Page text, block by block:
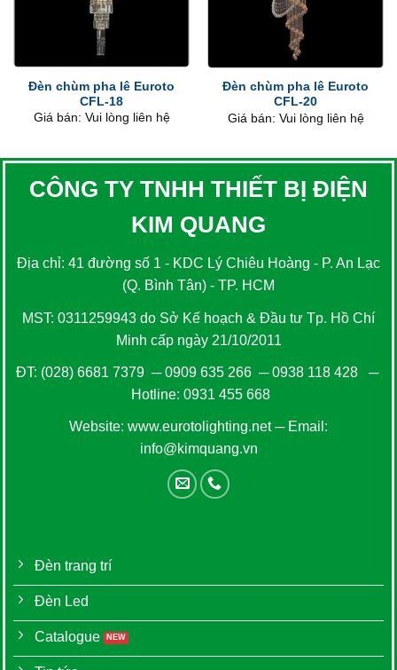
Đèn chùm pha lê Euroto
CFL-18
Giá bán: Vui lòng liên hệ
Đèn chùm pha lê Euroto
CFL-20
Giá bán: Vui lòng liên hệ
CÔNG TY TNHH THIẾT BỊ ĐIỆN
KIM QUANG
Địa chỉ: 41 đường số 1 - KDC Lý Chiêu Hoàng - P. An Lạc
(Q. Bình Tân) - TP. HCM
MST: 0311259943 do Sở Kế hoạch & Đầu tư Tp. Hồ Chí
Minh cấp ngày 21/10/2011
ĐT: (028) 6681 7379 ─0909 635 266─0938 118 428─
Hotline: 0931 455 668
Website: www.eurotolighting.net─ Email:
info@kimquang.vn
Đèn trang trí
Đèn Led
Catalogue